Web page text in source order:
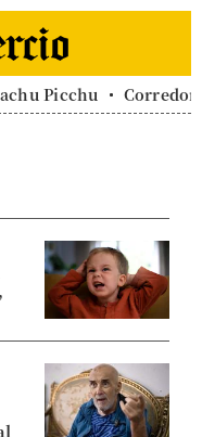
Picchu Corredor